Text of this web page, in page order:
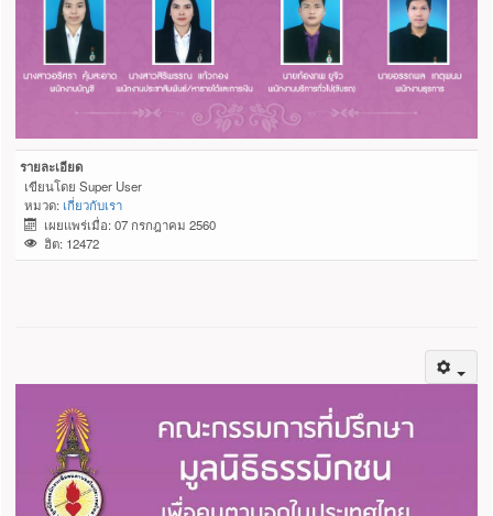
รายละเอียด
เขียนโดยSuper User
หมวด: เกี่ยวกับเรา
เผยแพร่เมื่อ: 07 กรกฎาคม 2560
ฮิต: 12472